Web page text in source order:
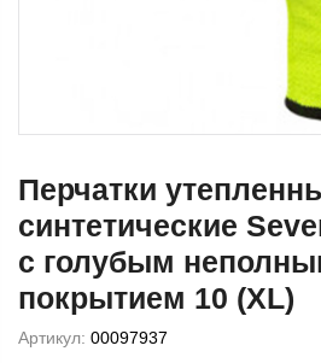
Перчатки
синтетические
с голубым
покрытием 10 (XL)
Артикул: 00097937